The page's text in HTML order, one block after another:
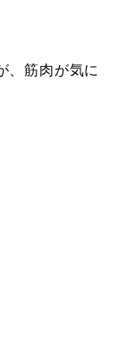
、筋肉が気に